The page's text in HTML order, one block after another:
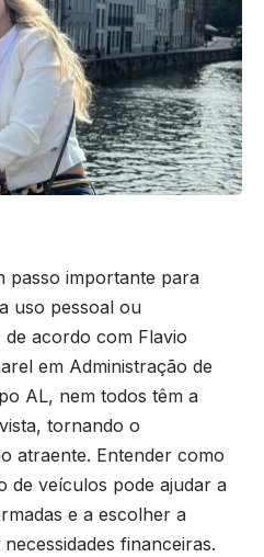
passo importante para
uso pessoal ou
acordo com Flavio
em Administração de
AL, nem todos têm a
tornando o
atraente. Entender como
de veículos pode ajudar a
e a escolher a
financeiras.